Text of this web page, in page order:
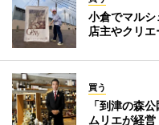
小倉でマル
店主やクリ
買う
「到津の森
ムリエが経営